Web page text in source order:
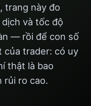
trang này đo
và tốc độ
— rồi để con số
của trader: có uy
thật là bao
rủi ro cao.